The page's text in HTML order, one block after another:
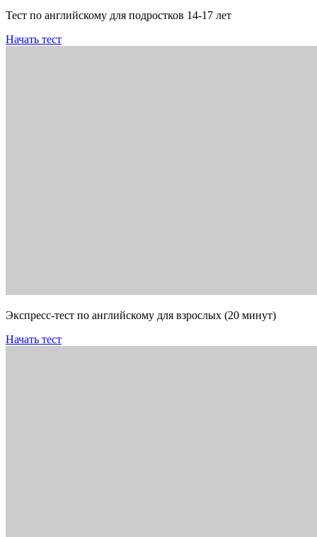
Тест по английскому для подростков 14-17 лет
Начать тест
Экспресс-тест по английскому для взрослых (20 минут)
Начать тест